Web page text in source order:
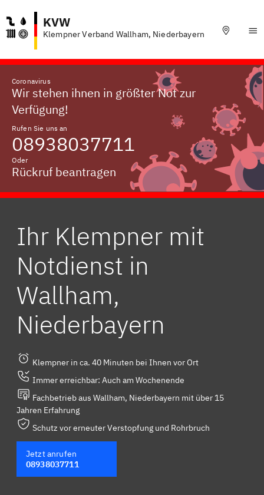
KVW
Klempner Verband Wallham, Niederbayern
Coronavirus
Wir stehen ihnen in größter Not zur
Verfügung!
Rufen Sie uns an
08938037711
Oder
Rückruf beantragen
Ihr Klempner mit
Notdienst in
Wallham,
Niederbayern
Klempner in ca. 40 Minuten bei Ihnen vor Ort
Immer erreichbar: Auch am Wochenende
Fachbetrieb aus Wallham, Niederbayern mit über 15
Jahren Erfahrung
Schutz vor erneuter Verstopfung und Rohrbruch
Jetzt anrufen
08938037711